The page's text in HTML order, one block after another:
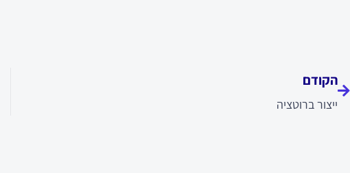
הקודם
ייצור ברוטציה